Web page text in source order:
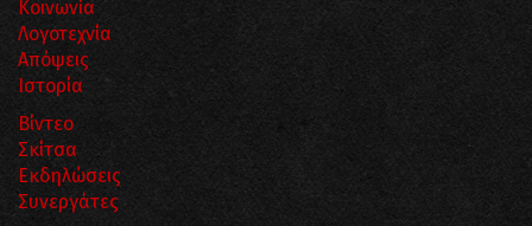
Κοινωνία
Λογοτεχνία
Απόψεις
Ιστορία
Βίντεο
Σκίτσα
Εκδηλώσεις
Συνεργάτες